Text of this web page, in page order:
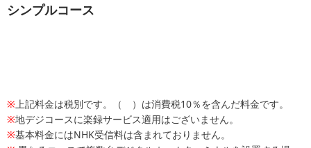
シンプルコース
※上記料金は税別です。（ ）は消費税10％を含んだ料金です。
※地デジコースに楽録サービス適用はございません。
※基本料金にはNHK受信料は含まれておりません。